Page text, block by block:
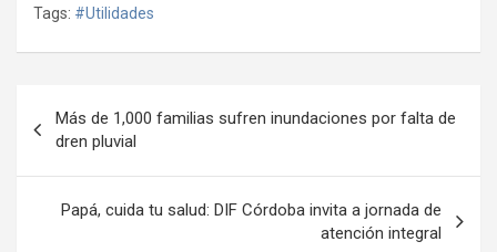
Tags: #Utilidades
de
entradas
Más de 1,000 familias sufren inundaciones por falta de
dren pluvial
Papá, cuida tu salud: DIF Córdoba invita a jornada de
atención integral